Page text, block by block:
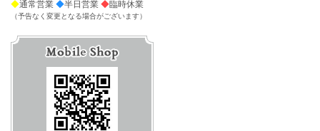
◆通常営業 ◆半日営業 ◆臨時休業
（予告なく変更となる場合がございます）